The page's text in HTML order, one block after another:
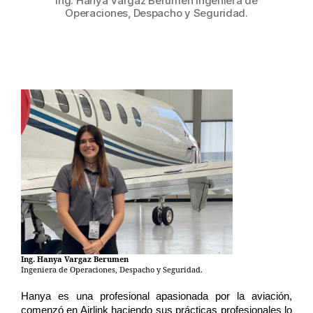
Operaciones, Despacho y Seguridad.
Ing. Hanya Vargaz Berumen
Ingeniera de Operaciones, Despacho y Seguridad.
Hanya es una profesional apasionada por la aviación,
comenzó en Airlink haciendo sus prácticas profesionales lo